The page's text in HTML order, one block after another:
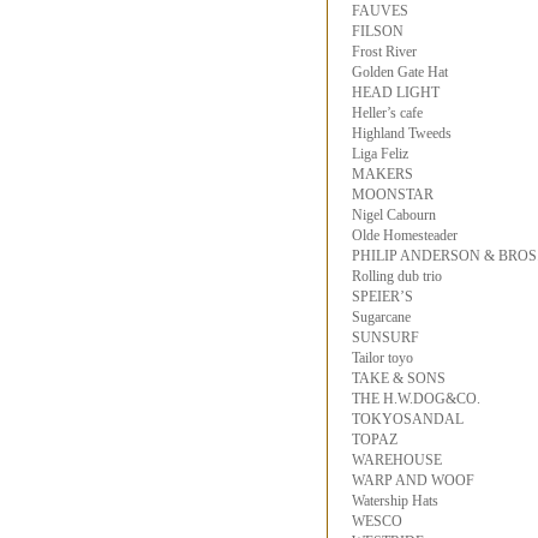
FAUVES
FILSON
Frost River
Golden Gate Hat
HEAD LIGHT
Heller’s cafe
Highland Tweeds
Liga Feliz
MAKERS
MOONSTAR
Nigel Cabourn
Olde Homesteader
PHILIP ANDERSON &
Rolling dub trio
SPEIER’S
Sugarcane
SUNSURF
Tailor toyo
TAKE & SONS
THE H.W.DOG&CO.
TOKYOSANDAL
TOPAZ
WAREHOUSE
WARP AND WOOF
Watership Hats
WESCO